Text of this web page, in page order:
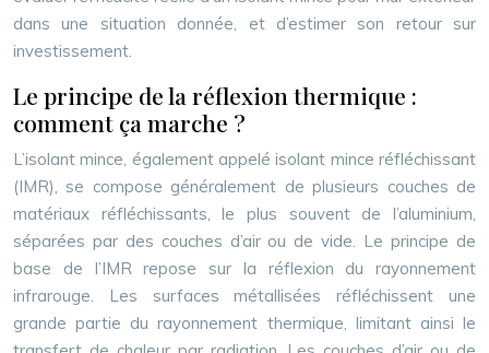
dans une situation donnée, et d’estimer son retour sur
investissement.
Le principe de la réflexion thermique :
comment ça marche ?
L’isolant mince, également appelé isolant mince réfléchissant
(IMR), se compose généralement de plusieurs couches de
matériaux réfléchissants, le plus souvent de l’aluminium,
séparées par des couches d’air ou de vide. Le principe de
base de l’IMR repose sur la réflexion du rayonnement
infrarouge. Les surfaces métallisées réfléchissent une
grande partie du rayonnement thermique, limitant ainsi le